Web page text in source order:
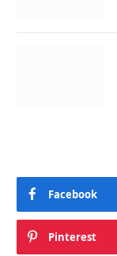
Facebook
Pinterest